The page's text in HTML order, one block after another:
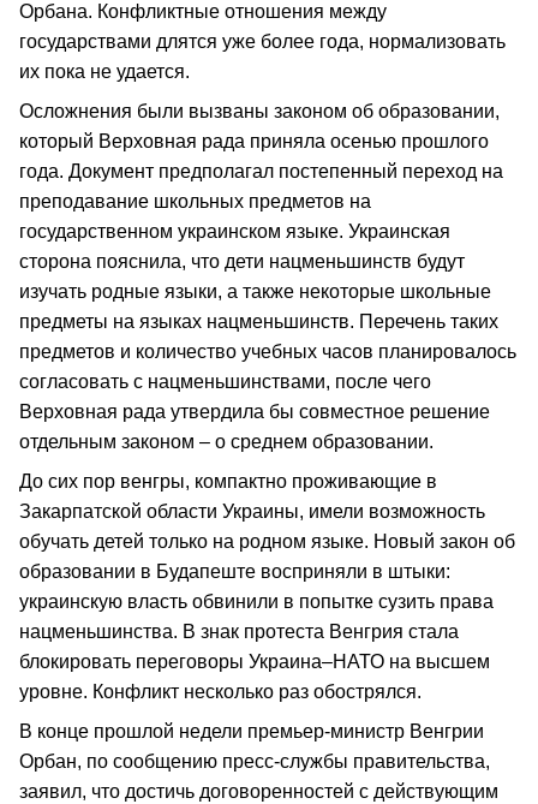
Орбана. Конфликтные отношения между
государствами длятся уже более года, нормализовать
их пока не удается.
Осложнения были вызваны законом об образовании,
который Верховная рада приняла осенью прошлого
года. Документ предполагал постепенный переход на
преподавание школьных предметов на
государственном украинском языке. Украинская
сторона пояснила, что дети нацменьшинств будут
изучать родные языки, а также некоторые школьные
предметы на языках нацменьшинств. Перечень таких
предметов и количество учебных часов планировалось
согласовать с нацменьшинствами, после чего
Верховная рада утвердила бы совместное решение
отдельным законом – о среднем образовании.
До сих пор венгры, компактно проживающие в
Закарпатской области Украины, имели возможность
обучать детей только на родном языке. Новый закон об
образовании в Будапеште восприняли в штыки:
украинскую власть обвинили в попытке сузить права
нацменьшинства. В знак протеста Венгрия стала
блокировать переговоры Украина–НАТО на высшем
уровне. Конфликт несколько раз обострялся.
В конце прошлой недели премьер-министр Венгрии
Орбан, по сообщению пресс-службы правительства,
заявил, что достичь договоренностей с действующим